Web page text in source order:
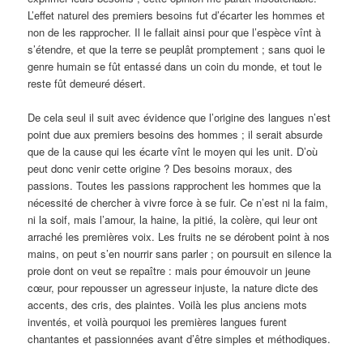
L’effet naturel des premiers besoins fut d’écarter les hommes et
non de les rapprocher. Il le fallait ainsi pour que l’espèce vînt à
s’étendre, et que la terre se peuplât promptement ; sans quoi le
genre humain se fût entassé dans un coin du monde, et tout le
reste fût demeuré désert.
De cela seul il suit avec évidence que l’origine des langues n’est
point due aux premiers besoins des hommes ; il serait absurde
que de la cause qui les écarte vînt le moyen qui les unit. D’où
peut donc venir cette origine ? Des besoins moraux, des
passions. Toutes les passions rapprochent les hommes que la
nécessité de chercher à vivre force à se fuir. Ce n’est ni la faim,
ni la soif, mais l’amour, la haine, la pitié, la colère, qui leur ont
arraché les premières voix. Les fruits ne se dérobent point à nos
mains, on peut s’en nourrir sans parler ; on poursuit en silence la
proie dont on veut se repaître : mais pour émouvoir un jeune
cœur, pour repousser un agresseur injuste, la nature dicte des
accents, des cris, des plaintes. Voilà les plus anciens mots
inventés, et voilà pourquoi les premières langues furent
chantantes et passionnées avant d’être simples et méthodiques.